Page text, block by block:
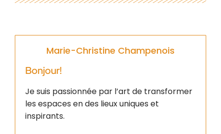
Marie-Christine Champenois
Bonjour!
Je suis passionnée par l’art de transformer
les espaces en des lieux uniques et
inspirants.